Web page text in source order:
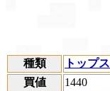
種類
トップス
買値
1440